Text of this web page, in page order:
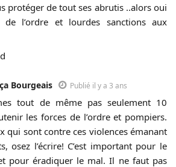
protéger de tout ses abrutis ..alors oui
l’ordre et lourdes sanctions aux
Bourgeais Publié il y a 3 ans
tout de même pas seulement 10
les forces de l’ordre et pompiers.
qui sont contre ces violences émanant
osez l’écrire! C’est important pour le
pour éradiquer le mal. Il ne faut pas